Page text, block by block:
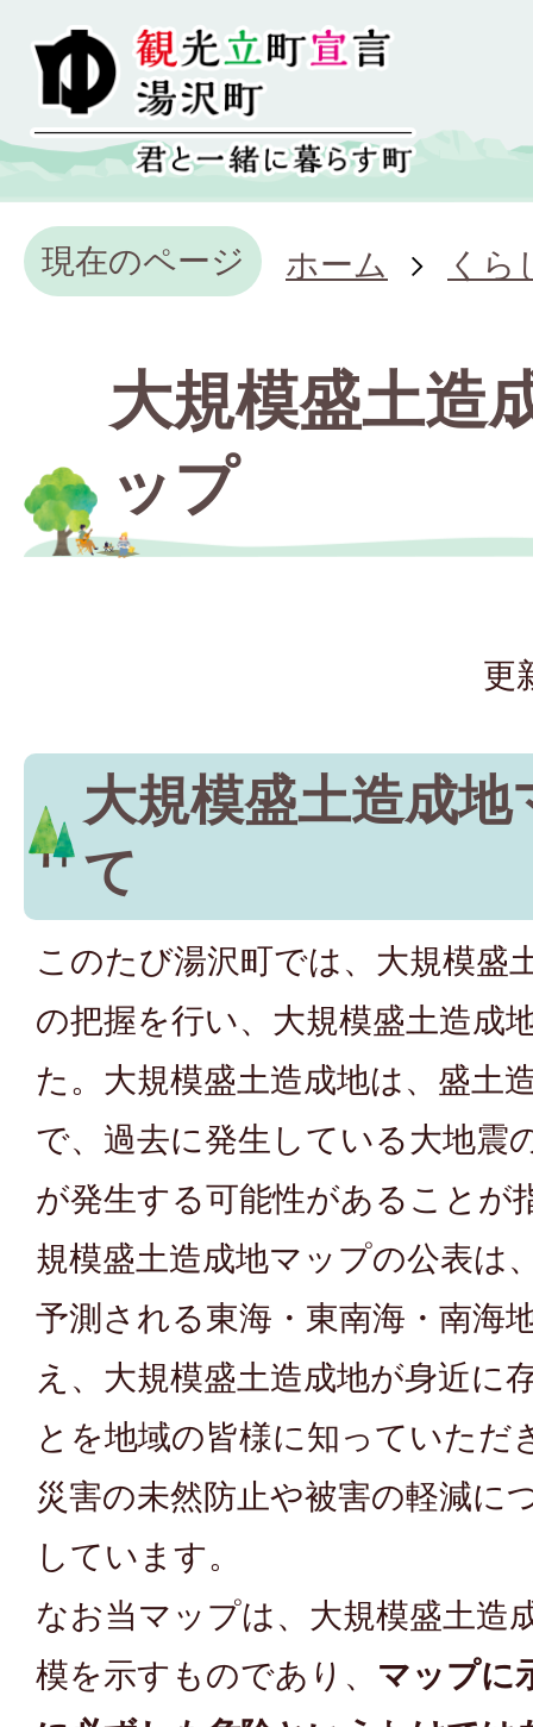
現在のページ ホーム くら
大規模盛土造
ップ
更
大規模盛土造成
て
このたび湯沢町では、大規模盛
の把握を行い、大規模盛土造成
た。大規模盛土造成地は、盛土
で、過去に発生している大地震
が発生する可能性があることが
規模盛土造成地マップの公表は
予測される東海・東南海・南海
え、大規模盛土造成地が身近に
とを地域の皆様に知っていただ
災害の未然防止や被害の軽減に
しています。
なお当マップは、大規模盛土造
模を示すものであり、 マップに